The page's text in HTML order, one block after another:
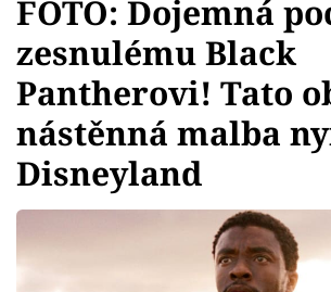
Témata
Showbyznys
Youtubeři
Sex a vztahy
FOTO: Dojemná
zesnulému Black
Pantherovi! Tato
nástěnná malba
Disneyland